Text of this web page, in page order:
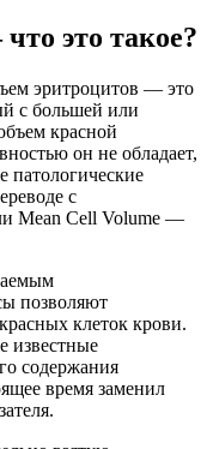
это такое?
эритроцитов — это
с большей или
красной
он не обладает,
патологические
с
Mean Cell Volume —
позволяют
клеток крови.
известные
содержания
время заменил